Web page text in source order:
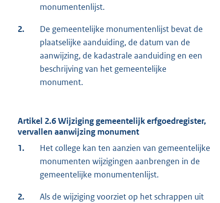
monumentenlijst.
2.
De gemeentelijke monumentenlijst bevat de
plaatselijke aanduiding, de datum van de
aanwijzing, de kadastrale aanduiding en een
beschrijving van het gemeentelijke
monument.
Artikel 2.6 Wijziging gemeentelijk erfgoedregister,
vervallen aanwijzing monument
1.
Het college kan ten aanzien van gemeentelijke
monumenten wijzigingen aanbrengen in de
gemeentelijke monumentenlijst.
2.
Als de wijziging voorziet op het schrappen uit